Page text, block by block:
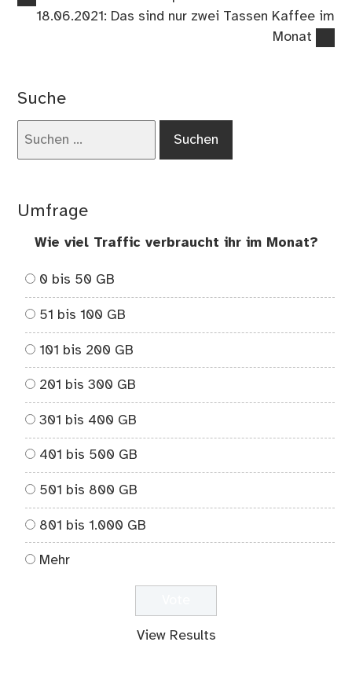
Beitrag:
Nächster
18.06.2021: Das sind nur zwei Tassen Kaffee im
Monat
Suche
Umfrage
Wie viel Traffic verbraucht ihr im Monat?
0 bis 50 GB
51 bis 100 GB
101 bis 200 GB
201 bis 300 GB
301 bis 400 GB
401 bis 500 GB
501 bis 800 GB
801 bis 1.000 GB
Mehr
View Results